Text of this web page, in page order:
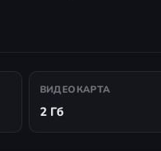
ВИДЕОКАРТА
2 Гб